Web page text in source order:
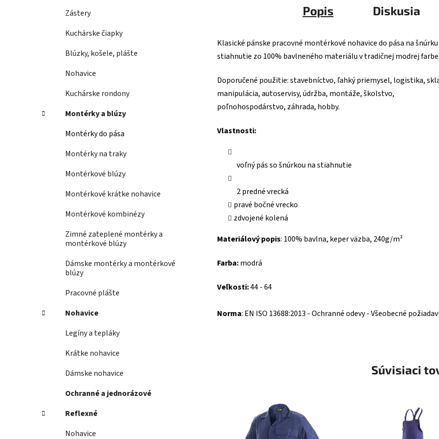
Zástery
Kuchárske čiapky
Blúzky, košele, plášte
Nohavice
Kuchárske rondony
Montérky a blúzy
Montérky do pása
Montérky na traky
Montérkové blúzy
Montérkové krátke nohavice
Montérkové kombinézy
Zimné zateplené montérky a
montérkové blúzy
Dámske montérky a montérkové
blúzy
Pracovné plášte
Nohavice
Legíny a tepláky
Krátke nohavice
Dámske nohavice
Ochranné a jednorázové
Reflexné
Nohavice
Popis Diskusia
Klasické pánske pracovné montérkové nohavice do pása na
stiahnutie zo 100% bavlneného materiálu v tradičnej modrej farbe.
Doporučené použitie: stavebníctvo, ľahký priemysel, logistika,
manipulácia, autoservisy, údržba, montáže, školstvo,
poľnohospodárstvo, záhrada, hobby.
Vlastnosti:
voľný pás so šnúrkou na stiahnutie
2 predné vrecká
pravé bočné vrecko
zdvojené kolená
Materiálový popis: 100% bavlna, keper väzba, 240g/m²
Farba:modrá
Veľkosti:44 - 64
Norma: EN ISO 13688:2013 - Ochranné odevy - Všeobecné
Súvisiaci